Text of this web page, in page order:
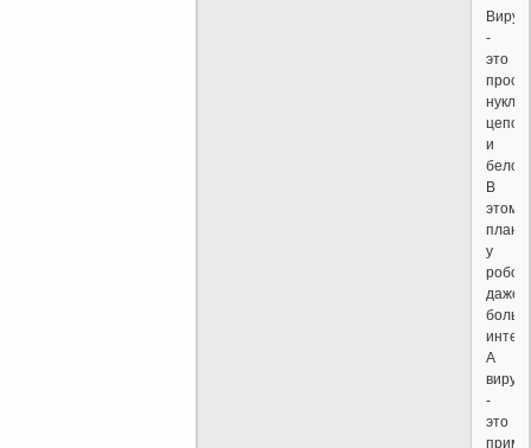
Вирус
-
это
и
белок.
В
этом
плане
у
даже
А
вирус
-
это